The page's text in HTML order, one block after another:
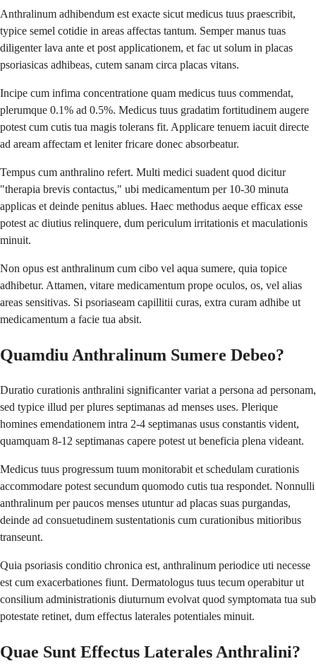
Anthralinum adhibendum est exacte sicut medicus tuus praescribit,
typice semel cotidie in areas affectas tantum. Semper manus tuas
diligenter lava ante et post applicationem, et fac ut solum in placas
psoriasicas adhibeas, cutem sanam circa placas vitans.
Incipe cum infima concentratione quam medicus tuus commendat,
plerumque 0.1% ad 0.5%. Medicus tuus gradatim fortitudinem augere
potest cum cutis tua magis tolerans fit. Applicare tenuem iacuit directe
ad aream affectam et leniter fricare donec absorbeatur.
Tempus cum anthralino refert. Multi medici suadent quod dicitur
"therapia brevis contactus," ubi medicamentum per 10-30 minuta
applicas et deinde penitus ablues. Haec methodus aeque efficax esse
potest ac diutius relinquere, dum periculum irritationis et maculationis
minuit.
Non opus est anthralinum cum cibo vel aqua sumere, quia topice
adhibetur. Attamen, vitare medicamentum prope oculos, os, vel alias
areas sensitivas. Si psoriaseam capillitii curas, extra curam adhibe ut
medicamentum a facie tua absit.
Quamdiu Anthralinum Sumere Debeo?
Duratio curationis anthralini significanter variat a persona ad personam,
sed typice illud per plures septimanas ad menses uses. Plerique
homines emendationem intra 2-4 septimanas usus constantis vident,
quamquam 8-12 septimanas capere potest ut beneficia plena videant.
Medicus tuus progressum tuum monitorabit et schedulam curationis
accommodare potest secundum quomodo cutis tua respondet. Nonnulli
anthralinum per paucos menses utuntur ad placas suas purgandas,
deinde ad consuetudinem sustentationis cum curationibus mitioribus
transeunt.
Quia psoriasis conditio chronica est, anthralinum periodice uti necesse
est cum exacerbationes fiunt. Dermatologus tuus tecum operabitur ut
consilium administrationis diuturnum evolvat quod symptomata tua sub
potestate retinet, dum effectus laterales potentiales minuit.
Quae Sunt Effectus Laterales Anthralini?